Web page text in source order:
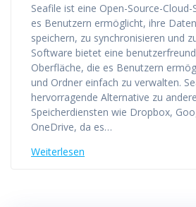
Seafile ist eine Open-Source-
es Benutzern ermöglicht, ihre
speichern, zu synchronisieren und
Software bietet eine
Oberfläche, die es Benutzern
und Ordner einfach zu verwalten.
hervorragende Alternative zu
Speicherdiensten wie Dropbox,
OneDrive, da es…
Weiterlesen